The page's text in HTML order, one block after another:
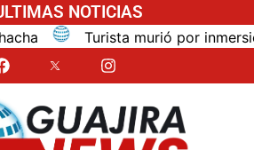
NOTICIAS
Turista murió por inmersión